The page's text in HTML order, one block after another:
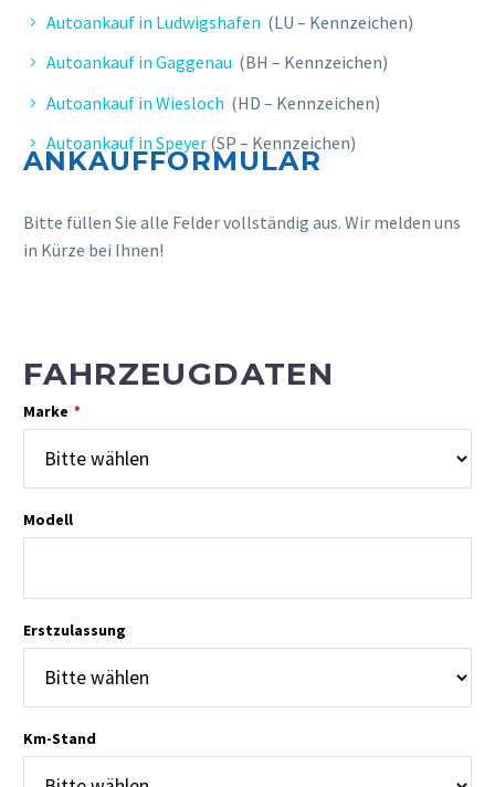
Autoankauf in Ludwigshafen (LU – Kennzeichen)
Autoankauf in Gaggenau (BH – Kennzeichen)
Autoankauf in Wiesloch (HD – Kennzeichen)
Autoankauf in Speyer (SP – Kennzeichen)
ANKAUFFORMULAR
Bitte füllen Sie alle Felder vollständig aus. Wir melden uns
in Kürze bei Ihnen!
FAHRZEUGDATEN
Marke *
Modell
Erstzulassung
Km-Stand